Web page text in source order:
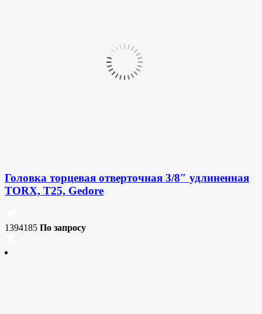
Головка торцевая отверточная 3/8″ удлиненная
TORX, T25, Gedore
1394185 По запросу